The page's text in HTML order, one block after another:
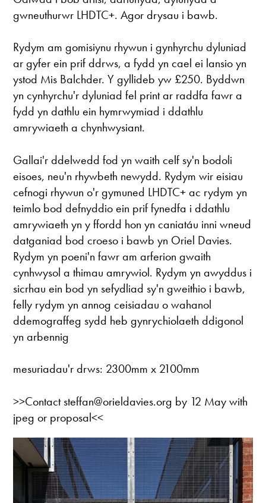
gwneuthurwr LHDTC+. Agor drysau i bawb.
Rydym am gomisiynu rhywun i gynhyrchu dyluniad
ar gyfer ein prif ddrws, a fydd yn cael ei lansio yn
ystod Mis Balchder. Y gyllideb yw £250. Byddwn
yn cynhyrchu'r dyluniad fel print ar raddfa fawr a
fydd yn dathlu ein hymrwymiad i ddathlu
amrywiaeth a chynhwysiant.
Gallai'r ddelwedd fod yn waith celf sy'n bodoli
eisoes, neu'n rhywbeth newydd. Rydym wir eisiau
cefnogi rhywun o'r gymuned LHDTC+ ac rydym yn
teimlo bod defnyddio ein prif fynedfa i ddathlu
amrywiaeth yn y ffordd hon yn caniatáu inni wneud
datganiad bod croeso i bawb yn Oriel Davies.
Rydym yn poeni'n fawr am arferion gwaith
cynhwysol a thimau amrywiol. Rydym yn awyddus i
sicrhau ein bod yn sefydliad sy'n gweithio i bawb,
felly rydym yn annog ceisiadau o wahanol
ddemograffeg sydd heb gynrychiolaeth ddigonol
yn arbennig
mesuriadau'r drws: 2300mm x 2100mm
>>Contact steffan@orieldavies.org by 12 May with
jpeg or proposal<<